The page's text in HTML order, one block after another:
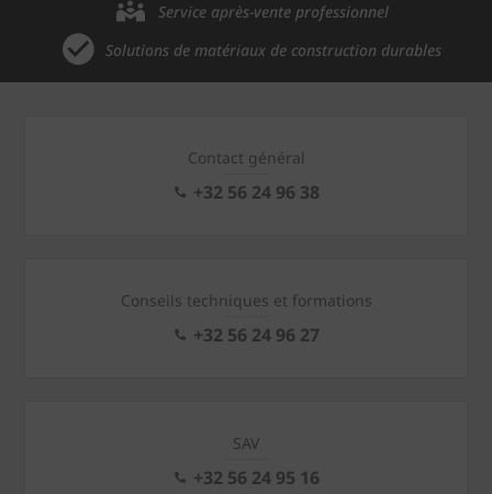
Service après-vente professionnel
Solutions de matériaux de construction durables
Contact général
+32 56 24 96 38
Conseils techniques et formations
+32 56 24 96 27
SAV
+32 56 24 95 16